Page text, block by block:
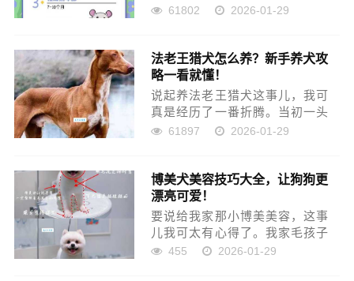
没想过要养这么个小东西。就记
滚的，毛茸茸的，两只大耳朵一
动一动的，眼睛黑溜溜的，当时
我...
61802 2026-01-29
法老王猎犬怎么养？新手养犬攻
略一看就懂！
说起养法老王猎犬这事儿，我可
真是经历了一番折腾。当初一头
热血就想养条不一样的狗，看来
这狗看着特精神，而且名字也霸
气，就这么稀里糊涂地把我家“阿
努...
61897 2026-01-29
博美犬美容技巧大全，让狗狗更
漂亮可爱！
要说给我家那小博美美容，这事
儿我可太有心得了。我家毛孩子
叫“小煤球”，因为刚抱回来的时
455 2026-01-29